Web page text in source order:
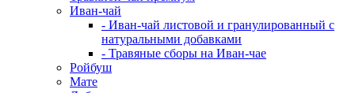
Иван-чай
- Иван-чай листовой и гранулированный с
натуральными добавками
- Травяные сборы на Иван-чае
Ройбуш
Мате